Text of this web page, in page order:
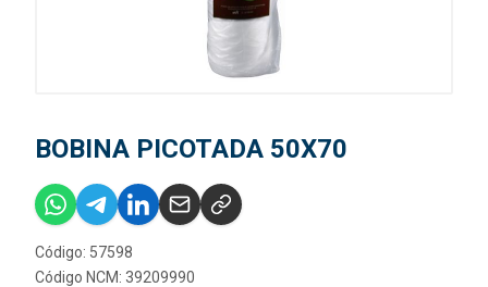
BOBINA PICOTADA 50X70
Código: 57598
Código NCM: 39209990